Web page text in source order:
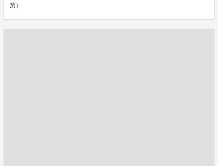
第）